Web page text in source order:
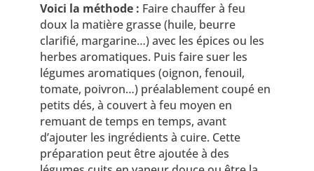
Voici la méthode : Faire chauffer à feu
doux la matière grasse (huile, beurre
clarifié, margarine…) avec les épices ou les
herbes aromatiques. Puis faire suer les
légumes aromatiques (oignon, fenouil,
tomate, poivron…) préalablement coupé en
petits dés, à couvert à feu moyen en
remuant de temps en temps, avant
d’ajouter les ingrédients à cuire. Cette
préparation peut être ajoutée à des